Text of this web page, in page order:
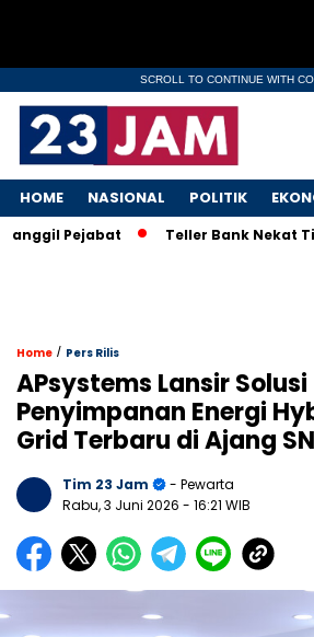
SCROLL TO CONTINUE WITH
HOME NASIONAL POLITIK
Pejabat Teller Bank Nekat Tilep
Home / Pers Rilis
APsystems Lansir Solusi
Penyimpanan Energi
Grid Terbaru di Ajang
Tim 23 Jam
- Pewarta
Rabu, 3 Juni 2026 - 16:21 WIB